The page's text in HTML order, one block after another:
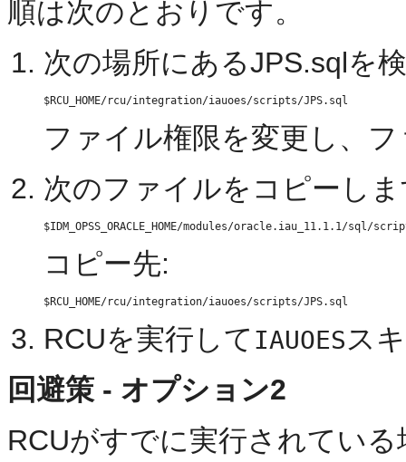
順は次のとおりです。
次の場所にあるJPS.sqlを
ファイル権限を変更し、
次のファイルをコピーし
コピー先:
RCUを実行して IAUOESス
回避策 - オプション2
RCUがすでに実行されてい